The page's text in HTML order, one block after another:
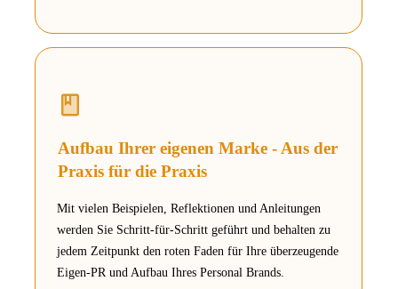
Aufbau Ihrer eigenen Marke - Aus der
Praxis für die Praxis
Mit vielen Beispielen, Reflektionen und Anleitungen
werden Sie Schritt-für-Schritt geführt und behalten zu
jedem Zeitpunkt den roten Faden für Ihre überzeugende
Eigen-PR und Aufbau Ihres Personal Brands.